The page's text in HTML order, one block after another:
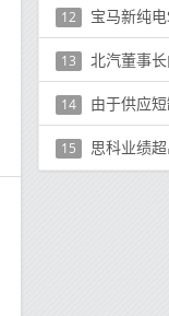
12 宝马新纯电SUV
13 北汽董事长向
14 由于供应短缺，
15 思科业绩超出